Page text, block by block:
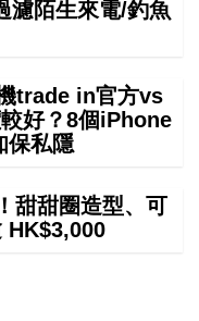
濾陌生來電/釣魚
trade in官方vs
好？8個iPhone
保私隱
甜甜圈造型、可